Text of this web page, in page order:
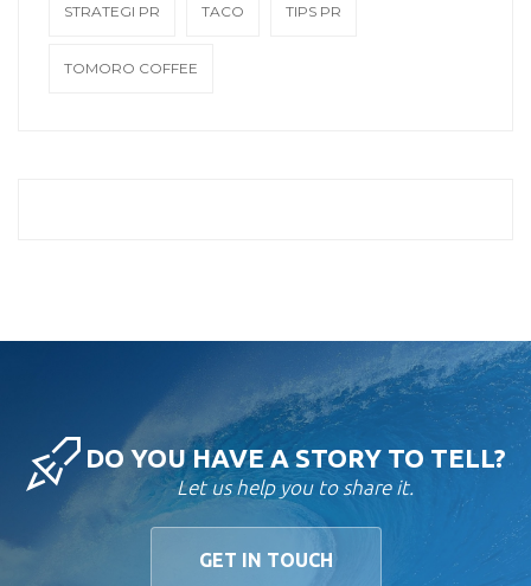
STRATEGI PR TACO TIPS PR
TOMORO COFFEE
DO YOU HAVE A STORY TO TELL?
Let us help you to share it.
GET IN TOUCH